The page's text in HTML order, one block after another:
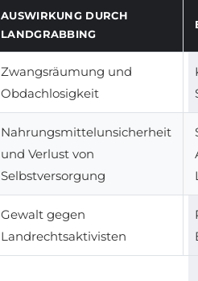
AUSWIRKUNG DURCH
LANDGRABBING
Zwangsräumung und
Obdachlosigkeit
Nahrungsmittelunsicherheit
und Verlust von
Selbstversorgung
Gewalt gegen
Landrechtsaktivisten